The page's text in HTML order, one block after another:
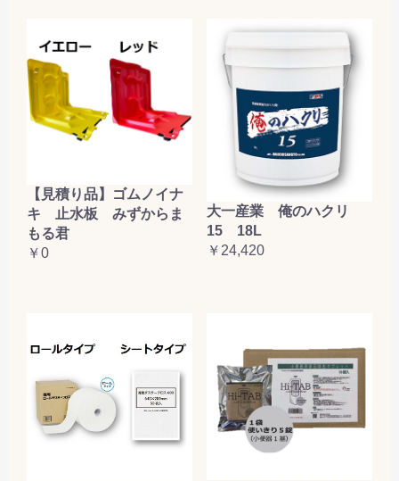
【見積り品】ゴムノイナ
キ 止水板 みずからま
もる君
￥0
大一産業 俺のハクリ
15 18L
￥24,420